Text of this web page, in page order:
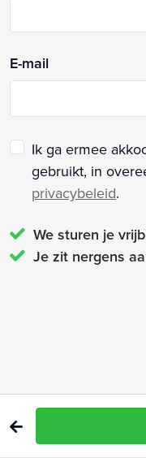
E-mail
Ik ga ermee
gebruikt, in
privacybeleid.
We sturen je
Je zit nergens